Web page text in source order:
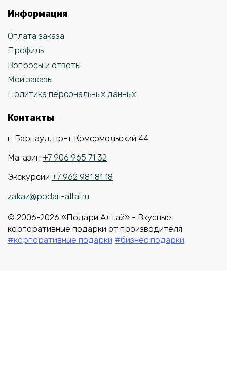
Информация
Оплата заказа
Профиль
Вопросы и ответы
Мои заказы
Политика персональных данных
Контакты
г. Барнаул, пр-т Комсомольский 44
Магазин +7 906 965 71 32
Экскурсии +7 962 981 81 18
zakaz@podari-altai.ru
© 2006-2026 «Подари Алтай» - Вкусные
корпоративные подарки от производителя
#корпоративные подарки #бизнес подарки